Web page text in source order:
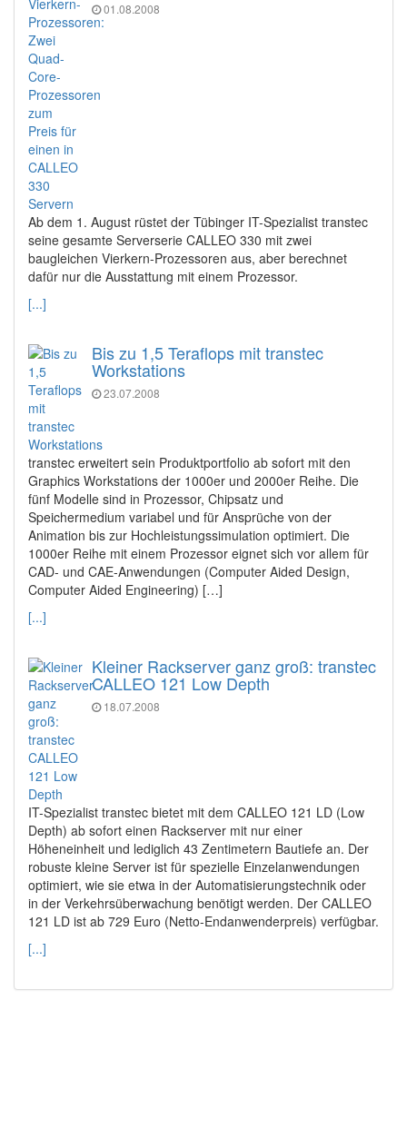
01.08.2008
Ab dem 1. August rüstet der Tübinger IT-Spezialist transtec
seine gesamte Serverserie CALLEO 330 mit zwei
baugleichen Vierkern-Prozessoren aus, aber berechnet
dafür nur die Ausstattung mit einem Prozessor.
[...]
Bis zu 1,5 Teraflops mit transtec
Workstations
23.07.2008
transtec erweitert sein Produktportfolio ab sofort mit den
Graphics Workstations der 1000er und 2000er Reihe. Die
fünf Modelle sind in Prozessor, Chipsatz und
Speichermedium variabel und für Ansprüche von der
Animation bis zur Hochleistungssimulation optimiert. Die
1000er Reihe mit einem Prozessor eignet sich vor allem für
CAD- und CAE-Anwendungen (Computer Aided Design,
Computer Aided Engineering) […]
[...]
Kleiner Rackserver ganz groß: transtec
CALLEO 121 Low Depth
18.07.2008
IT-Spezialist transtec bietet mit dem CALLEO 121 LD (Low
Depth) ab sofort einen Rackserver mit nur einer
Höheneinheit und lediglich 43 Zentimetern Bautiefe an. Der
robuste kleine Server ist für spezielle Einzelanwendungen
optimiert, wie sie etwa in der Automatisierungstechnik oder
in der Verkehrsüberwachung benötigt werden. Der CALLEO
121 LD ist ab 729 Euro (Netto-Endanwenderpreis) verfügbar.
[...]